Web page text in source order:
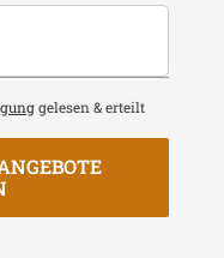
gelesen & erteilt